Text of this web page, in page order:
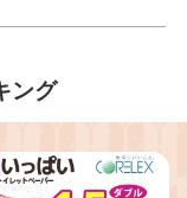
ング